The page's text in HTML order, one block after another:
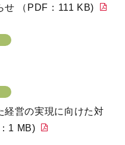
せ （PDF：111 KB)
経営の実現に向けた対
1 MB)